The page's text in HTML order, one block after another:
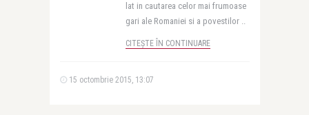
lat in cautarea celor mai frumoase
gari ale Romaniei si a povestilor ..
CITEȘTE ÎN CONTINUARE
15 octombrie 2015, 13:07